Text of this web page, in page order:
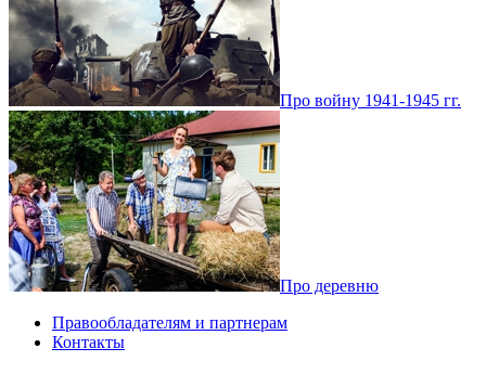
Про войну 1941-1945 гг.
Про деревню
Правообладателям и партнерам
Контакты